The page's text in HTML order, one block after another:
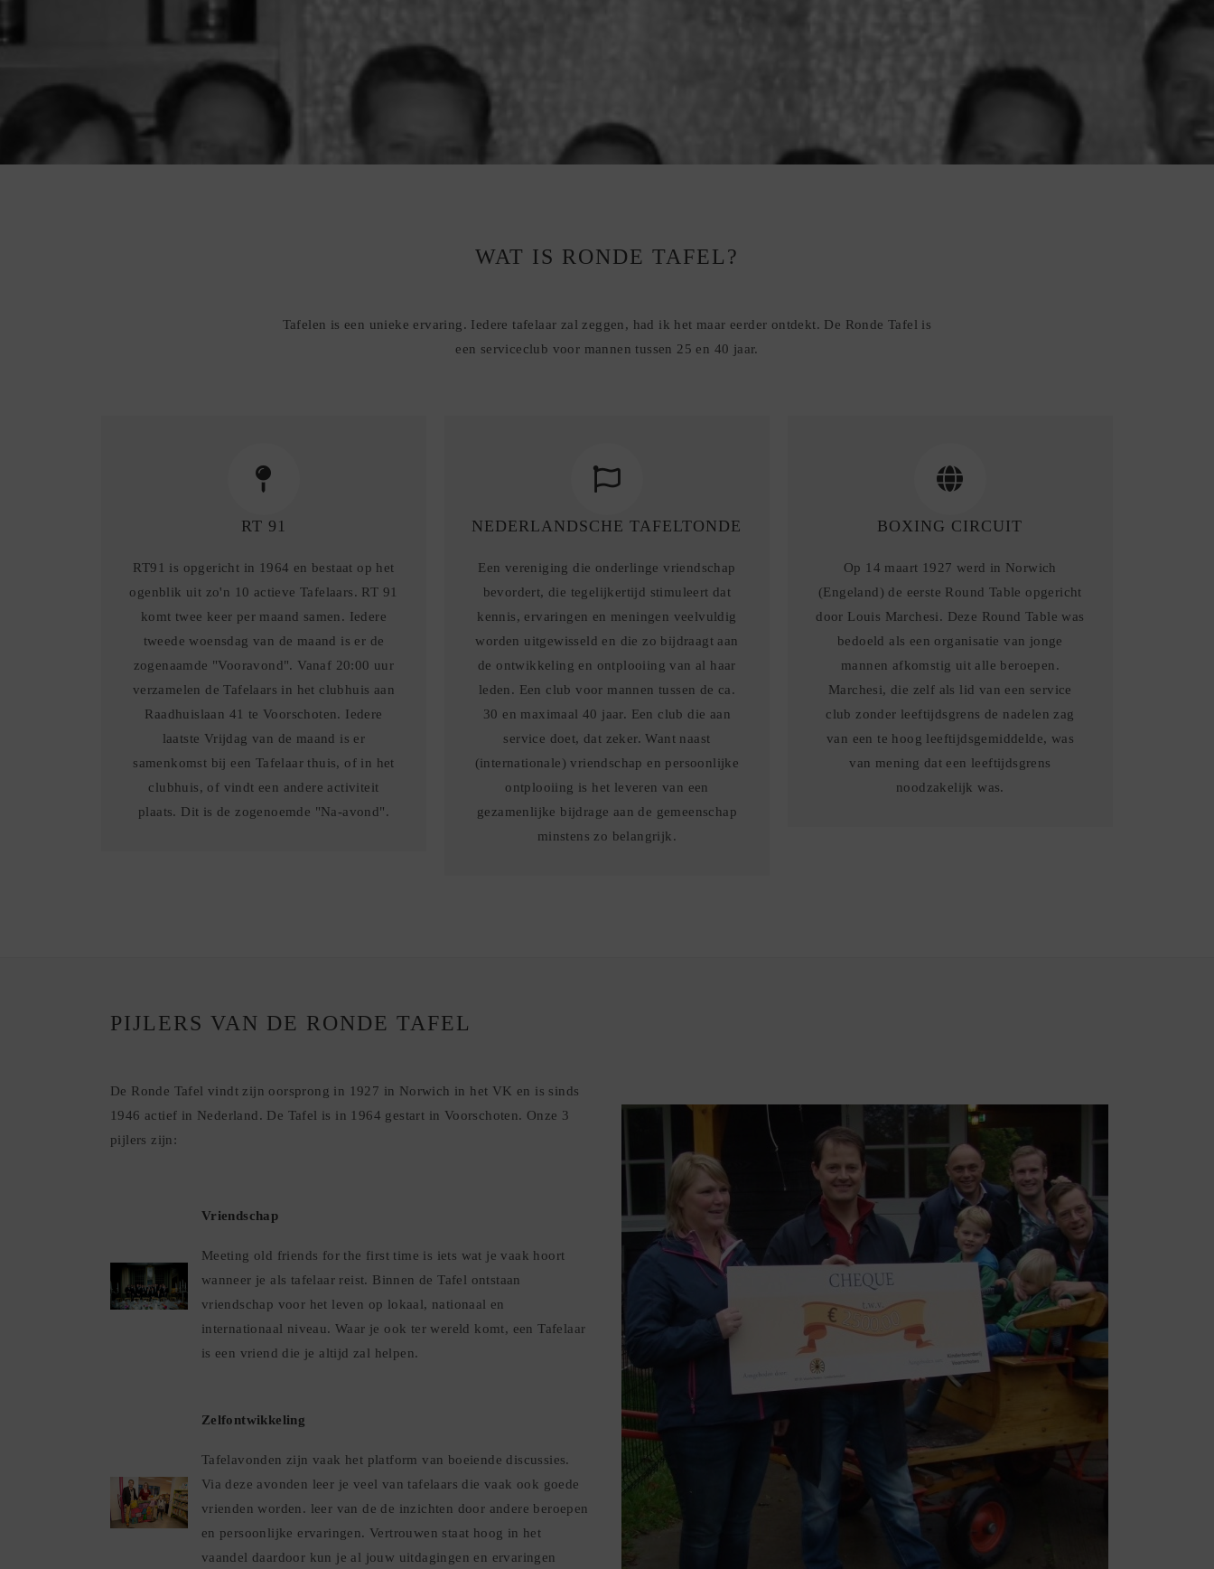
WAT IS RONDE TAFEL?
Tafelen is een unieke ervaring. Iedere tafelaar zal zeggen, had ik het maar eerder ontdekt. De Ronde Tafel is
een serviceclub voor mannen tussen 25 en 40 jaar.
RT 91
RT91 is opgericht in 1964 en bestaat op het
ogenblik uit zo'n 10 actieve Tafelaars. RT 91
komt twee keer per maand samen. Iedere
tweede woensdag van de maand is er de
zogenaamde "Vooravond". Vanaf 20:00 uur
verzamelen de Tafelaars in het clubhuis aan
Raadhuislaan 41 te Voorschoten. Iedere
laatste Vrijdag van de maand is er
samenkomst bij een Tafelaar thuis, of in het
clubhuis, of vindt een andere activiteit
plaats. Dit is de zogenoemde "Na-avond".
NEDERLANDSCHE TAFELTONDE
Een vereniging die onderlinge vriendschap
bevordert, die tegelijkertijd stimuleert dat
kennis, ervaringen en meningen veelvuldig
worden uitgewisseld en die zo bijdraagt aan
de ontwikkeling en ontplooiing van al haar
leden. Een club voor mannen tussen de ca.
30 en maximaal 40 jaar. Een club die aan
service doet, dat zeker. Want naast
(internationale) vriendschap en persoonlijke
ontplooiing is het leveren van een
gezamenlijke bijdrage aan de gemeenschap
minstens zo belangrijk.
BOXING CIRCUIT
Op 14 maart 1927 werd in Norwich
(Engeland) de eerste Round Table opgericht
door Louis Marchesi. Deze Round Table was
bedoeld als een organisatie van jonge
mannen afkomstig uit alle beroepen.
Marchesi, die zelf als lid van een service
club zonder leeftijdsgrens de nadelen zag
van een te hoog leeftijdsgemiddelde, was
van mening dat een leeftijdsgrens
noodzakelijk was.
PIJLERS VAN DE RONDE TAFEL
De Ronde Tafel vindt zijn oorsprong in 1927 in Norwich in het VK en is sinds
1946 actief in Nederland. De Tafel is in 1964 gestart in Voorschoten. Onze 3
pijlers zijn:
Vriendschap
Meeting old friends for the first time is iets wat je vaak hoort
wanneer je als tafelaar reist. Binnen de Tafel ontstaan
vriendschap voor het leven op lokaal, nationaal en
internationaal niveau. Waar je ook ter wereld komt, een Tafelaar
is een vriend die je altijd zal helpen.
Zelfontwikkeling
Tafelavonden zijn vaak het platform van boeiende discussies.
Via deze avonden leer je veel van tafelaars die vaak ook goede
vrienden worden. leer van de de inzichten door andere beroepen
en persoonlijke ervaringen. Vertrouwen staat hoog in het
vaandel daardoor kun je al jouw uitdagingen en ervaringen